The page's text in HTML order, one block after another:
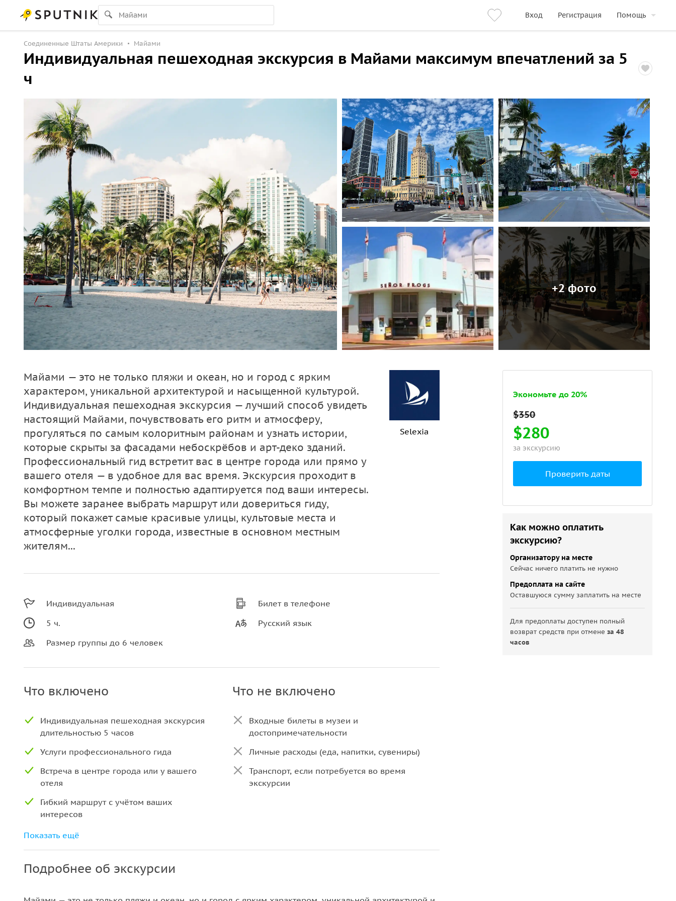
Вход Регистрация Помощь
Соединенные Штаты Америки Майами
Индивидуальная пешеходная экскурсия в Майами максимум впечатлений за 5
ч
+2 фото
Майами — это не только пляжи и океан, но и город с ярким
характером, уникальной архитектурой и насыщенной культурой.
Индивидуальная пешеходная экскурсия — лучший способ увидеть
настоящий Майами, почувствовать его ритм и атмосферу,
прогуляться по самым колоритным районам и узнать истории,
которые скрыты за фасадами небоскрёбов и арт-деко зданий.
Профессиональный гид встретит вас в центре города или прямо у
вашего отеля — в удобное для вас время. Экскурсия проходит в
комфортном темпе и полностью адаптируется под ваши интересы.
Вы можете заранее выбрать маршрут или довериться гиду,
который покажет самые красивые улицы, культовые места и
атмосферные уголки города, известные в основном местным
жителям...
Selexia
Индивидуальная
5 ч.
Размер группы до 6 человек
Билет в телефоне
Русский язык
Что включено
Индивидуальная пешеходная экскурсия
длительностью 5 часов
Услуги профессионального гида
Встреча в центре города или у вашего
отеля
Гибкий маршрут с учётом ваших
интересов
Остановки для фото и отдыха
Что не включено
Входные билеты в музеи и
достопримечательности
Личные расходы (еда, напитки, сувениры)
Транспорт, если потребуется во время
экскурсии
Показать ещё
Подробнее об экскурсии
Экономьте до 20%
$280
за экскурсию
Проверить даты
Как можно оплатить
экскурсию?
Организатору на месте
Сейчас ничего платить не нужно
Предоплата на сайте
Оставшуюся сумму заплатить на месте
Для предоплаты доступен полный
возврат средств при отменеза 48
часов